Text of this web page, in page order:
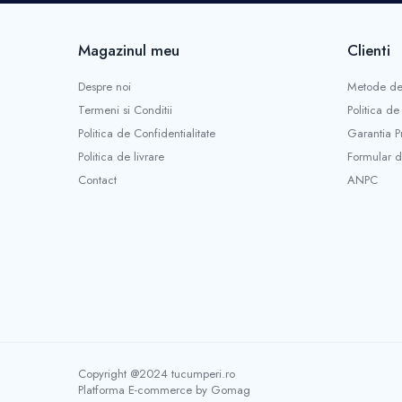
Stropitori
Unelte pentru gradinarit
Sape si sapaligi
Coase, seceri si cosoare
Magazinul meu
Despre noi
Termeni si Conditii
Politica de Confidentialitate
Politica de livrare
Contact
Clienti
Metode
Politica de
Garantia
Formular
ANPC
Copyright @2024 tucumperi.ro
Platforma E-commerce by Gomag